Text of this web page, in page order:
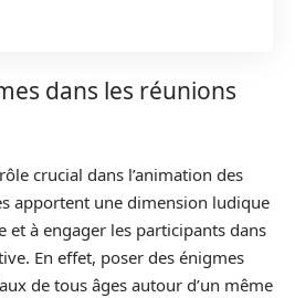
dans les réunions
crucial dans l’animation des
apportent une dimension ludique
et à engager les participants dans
En effet, poser des énigmes
de tous âges autour d’un même